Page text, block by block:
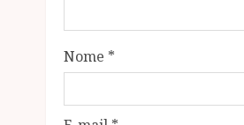
Nome *